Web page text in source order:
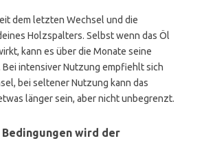
dem letzten Wechsel und die
Holzspalters. Selbst wenn das Öl
kann es über die Monate seine
intensiver Nutzung empfiehlt sich
bei seltener Nutzung kann das
länger sein, aber nicht unbegrenzt.
wird der